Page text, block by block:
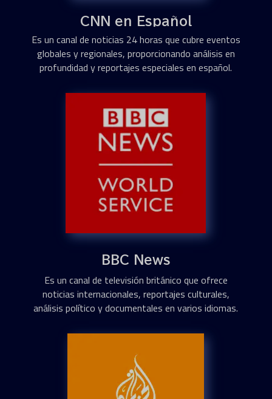
CNN en Español
Es un canal de noticias 24 horas que cubre eventos
globales y regionales, proporcionando análisis en
profundidad y reportajes especiales en español.
BBC News
Es un canal de televisión británico que ofrece
noticias internacionales, reportajes culturales,
análisis político y documentales en varios idiomas.